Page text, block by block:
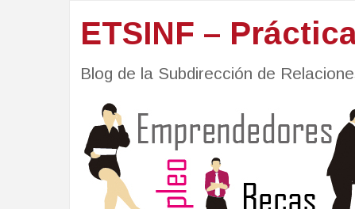
ETSINF –
Blog de la Subdirección de